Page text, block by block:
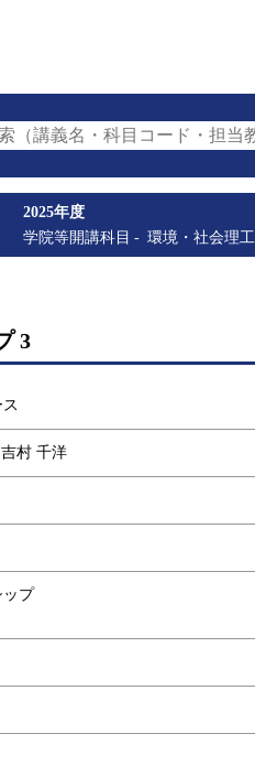
（講義名・科目コード・担当
2025年度
学院等開講科目
環境・社会理
3
村 千洋
ップ